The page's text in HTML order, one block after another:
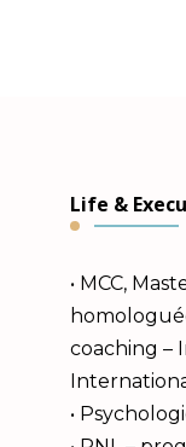
Life &
• MCC,
coaching –
•